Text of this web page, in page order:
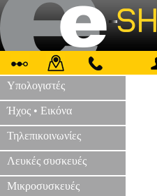
Υπολογιστές
Ήχος • Εικόνα
Τηλεπικοινωνίες
Λευκές συσκευές
Μικροσυσκευές